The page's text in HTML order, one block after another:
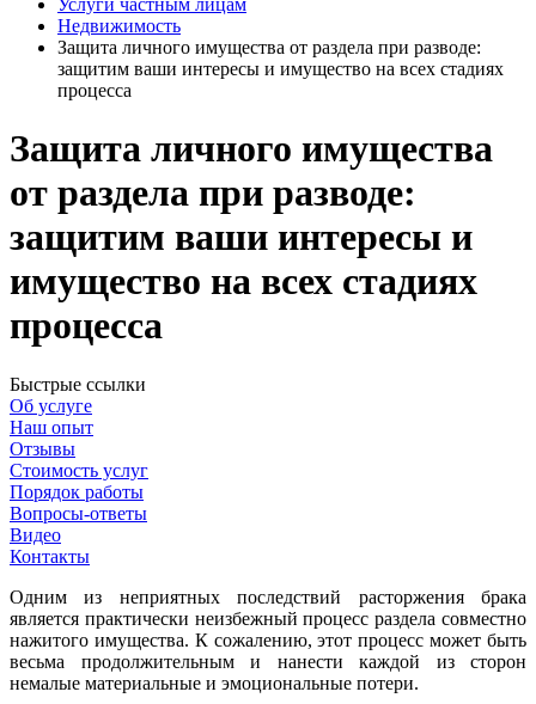
Услуги частным лицам
Недвижимость
Защита личного имущества от раздела при разводе:
защитим ваши интересы и имущество на всех стадиях
процесса
Защита личного имущества
от раздела при разводе:
защитим ваши интересы и
имущество на всех стадиях
процесса
Быстрые ссылки
Об услуге
Наш опыт
Отзывы
Стоимость услуг
Порядок работы
Вопросы-ответы
Видео
Контакты
Одним из неприятных последствий расторжения брака
является практически неизбежный процесс раздела совместно
нажитого имущества. К сожалению, этот процесс может быть
весьма продолжительным и нанести каждой из сторон
немалые материальные и эмоциональные потери.